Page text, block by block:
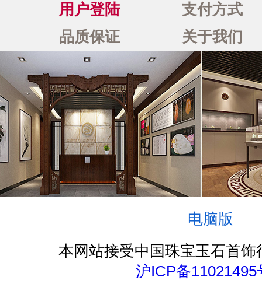
用户登陆
支付方式
品质保证
关于我们
电脑版
本网站接受中国珠宝玉石首饰
沪ICP备11021495